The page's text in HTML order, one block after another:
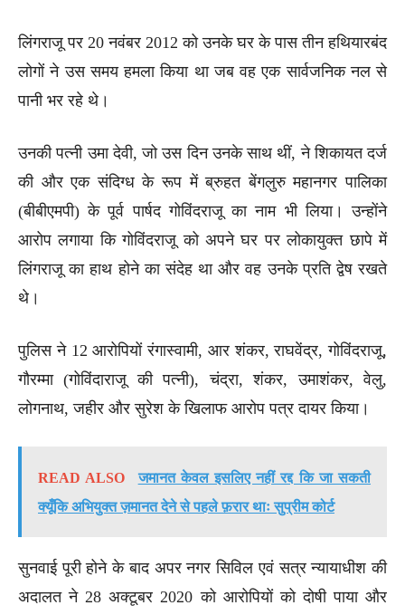
लिंगराजू पर 20 नवंबर 2012 को उनके घर के पास तीन हथियारबंद
लोगों ने उस समय हमला किया था जब वह एक सार्वजनिक नल से
पानी भर रहे थे।
उनकी पत्नी उमा देवी, जो उस दिन उनके साथ थीं, ने शिकायत दर्ज
की और एक संदिग्ध के रूप में ब्रुहत बेंगलुरु महानगर पालिका
(बीबीएमपी) के पूर्व पार्षद गोविंदराजू का नाम भी लिया। उन्होंने
आरोप लगाया कि गोविंदराजू को अपने घर पर लोकायुक्त छापे में
लिंगराजू का हाथ होने का संदेह था और वह उनके प्रति द्वेष रखते
थे।
पुलिस ने 12 आरोपियों रंगास्वामी, आर शंकर, राघवेंद्र, गोविंदराजू,
गौरम्मा (गोविंदाराजू की पत्नी), चंद्रा, शंकर, उमाशंकर, वेलु,
लोगनाथ, जहीर और सुरेश के खिलाफ आरोप पत्र दायर किया।
READ ALSO
जमानत केवल इसलिए नहीं रद्द कि जा सकती
क्यूँकि अभियुक्त ज़मानत देने से पहले फ़रार थाः सुप्रीम कोर्ट
सुनवाई पूरी होने के बाद अपर नगर सिविल एवं सत्र न्यायाधीश की
अदालत ने 28 अक्टूबर 2020 को आरोपियों को दोषी पाया और